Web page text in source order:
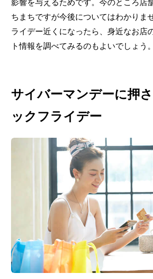
影響を与えるためです。今のところ店
ちまちですが今後についてはわかりま
ライデー近くになったら、身近なお店
ト情報を調べてみるのもよいでしょう。
サイバーマンデーに押
ックフライデー